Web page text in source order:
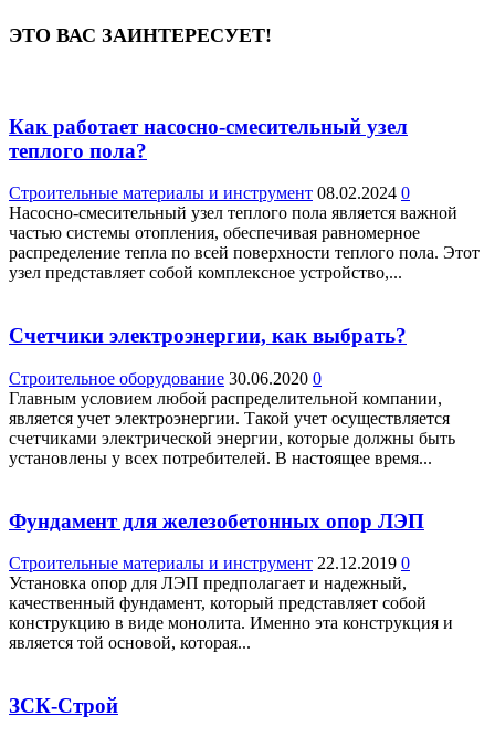
ЭТО ВАС ЗАИНТЕРЕСУЕТ!
Как работает насосно-смесительный узел
теплого пола?
Строительные материалы и инструмент 08.02.2024 0
Насосно-смесительный узел теплого пола является важной
частью системы отопления, обеспечивая равномерное
распределение тепла по всей поверхности теплого пола. Этот
узел представляет собой комплексное устройство,...
Счетчики электроэнергии, как выбрать?
Строительное оборудование 30.06.2020 0
Главным условием любой распределительной компании,
является учет электроэнергии. Такой учет осуществляется
счетчиками электрической энергии, которые должны быть
установлены у всех потребителей. В настоящее время...
Фундамент для железобетонных опор ЛЭП
Строительные материалы и инструмент 22.12.2019 0
Установка опор для ЛЭП предполагает и надежный,
качественный фундамент, который представляет собой
конструкцию в виде монолита. Именно эта конструкция и
является той основой, которая...
ЗСК-Строй